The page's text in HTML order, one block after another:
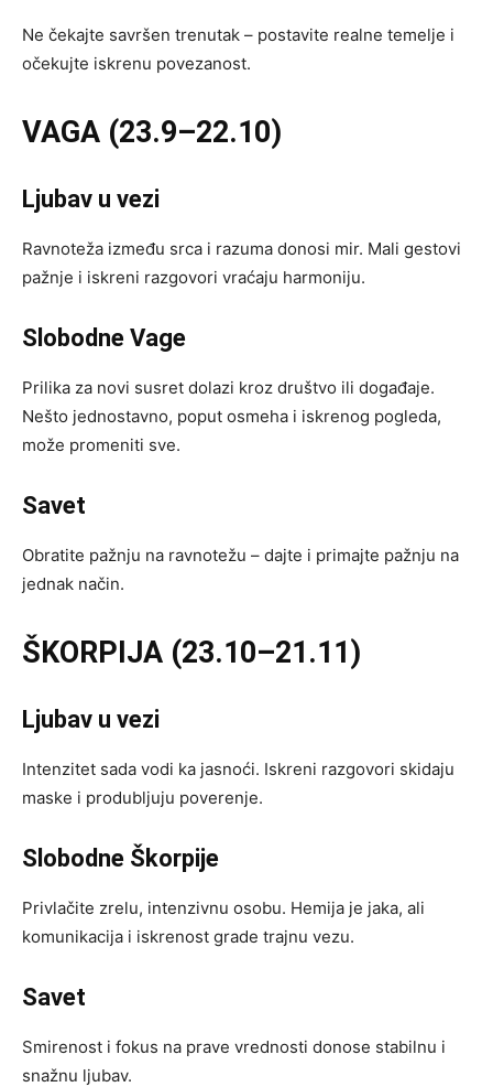
Ne čekajte savršen trenutak – postavite realne temelje i
očekujte iskrenu povezanost.
VAGA (23.9–22.10)
Ljubav u vezi
Ravnoteža između srca i razuma donosi mir. Mali gestovi
pažnje i iskreni razgovori vraćaju harmoniju.
Slobodne Vage
Prilika za novi susret dolazi kroz društvo ili događaje.
Nešto jednostavno, poput osmeha i iskrenog pogleda,
može promeniti sve.
Savet
Obratite pažnju na ravnotežu – dajte i primajte pažnju na
jednak način.
ŠKORPIJA (23.10–21.11)
Ljubav u vezi
Intenzitet sada vodi ka jasnoći. Iskreni razgovori skidaju
maske i produbljuju poverenje.
Slobodne Škorpije
Privlačite zrelu, intenzivnu osobu. Hemija je jaka, ali
komunikacija i iskrenost grade trajnu vezu.
Savet
Smirenost i fokus na prave vrednosti donose stabilnu i
snažnu ljubav.